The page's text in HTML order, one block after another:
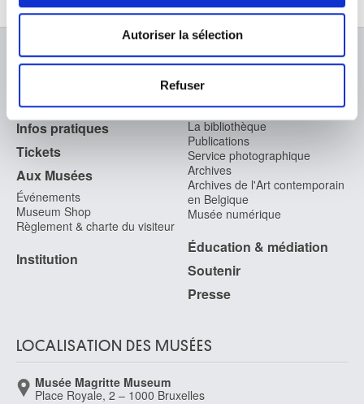
déclaration sur les cookies.
Les cookies nous permettent de personnaliser le contenu
et les annonces, d'offrir des fonctionnalités relatives aux
partageons également des informations sur l'utilisation de
notre site avec nos partenaires de médias sociaux, de
publicité et d'analyse, qui peuvent combiner celles-ci
avec d'autres informations que vous leur avez fournies
ou qu'ils ont collectées lors de votre utilisation de leurs
services.
Autoriser la sélection
Refuser
À PROPOS DES MUSÉES
FAQ I Foire aux questions
Infos pratiques
Tickets
Aux Musées
Événements
Museum Shop
Règlement & charte du visiteur
Institution
Recherche
La bibliothèque
Publications
Service photographique
Archives
Archives de l'Art contemporain
en Belgique
Musée numérique
Éducation & médiation
Soutenir
Presse
LOCALISATION DES MUSÉES
Musée Magritte Museum
Place Royale, 2 – 1000 Bruxelles